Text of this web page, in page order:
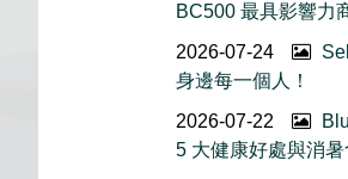
BC500 最具影響力
2026-07-24
身邊每一個人！
2026-07-22
5 大健康好處與消